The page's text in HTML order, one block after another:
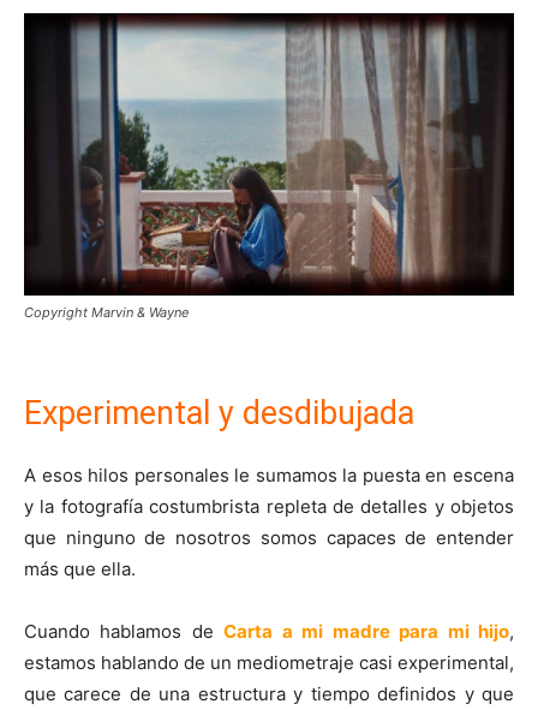
Copyright Marvin & Wayne
Experimental y desdibujada
A esos hilos personales le sumamos la puesta en escena
y la fotografía costumbrista repleta de detalles y objetos
que ninguno de nosotros somos capaces de entender
más que ella.
Cuando hablamos deCarta a mi madre para mi hijo,
estamos hablando de un mediometraje casi experimental,
que carece de una estructura y tiempo definidos y que